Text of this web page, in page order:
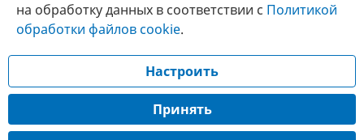
БРЕНД
ГОДА 2017 - 2019
© 2017 - 2026 «Альфа-вет»
Разработка сайта —
на обработку данных в соответствии с Политикой
обработки файлов cookie.
Настроить
Принять